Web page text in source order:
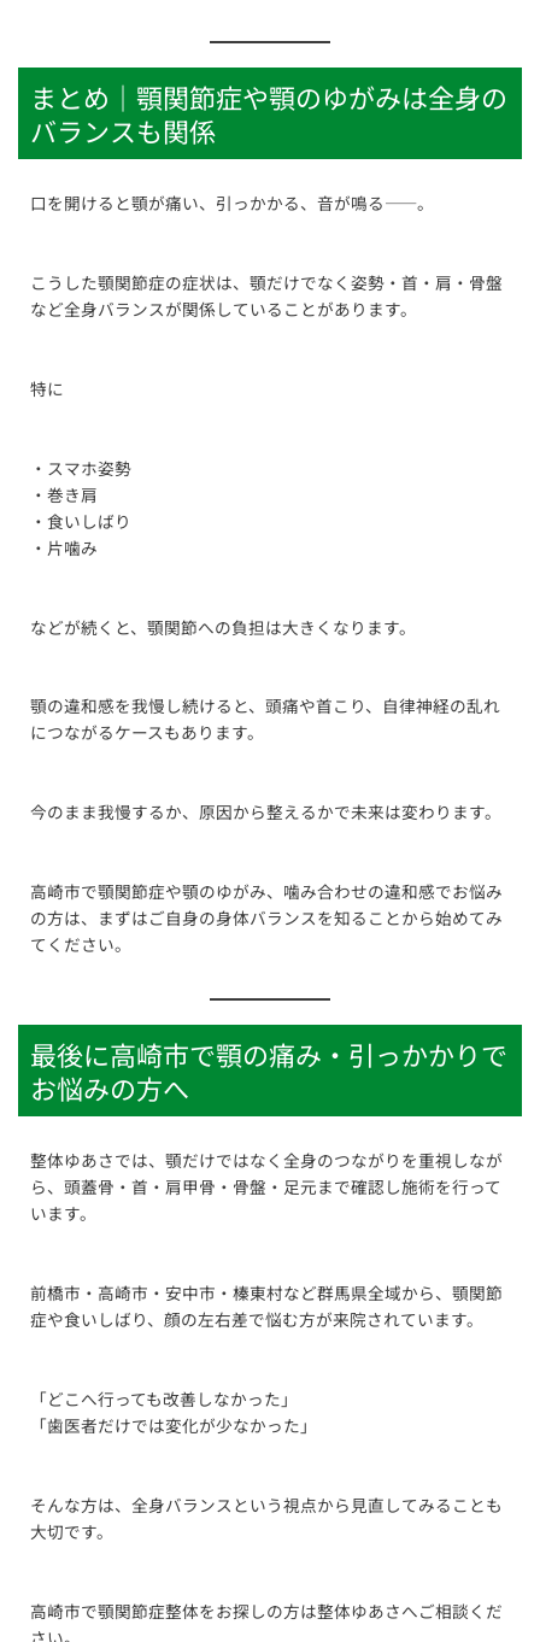
まとめ｜顎関節症や顎のゆがみは全身の
バランスも関係
口を開けると顎が痛い、引っかかる、音が鳴る――。
こうした顎関節症の症状は、顎だけでなく姿勢・首・肩・骨盤
など全身バランスが関係していることがあります。
特に
・スマホ姿勢
・巻き肩
・食いしばり
・片噛み
などが続くと、顎関節への負担は大きくなります。
顎の違和感を我慢し続けると、頭痛や首こり、自律神経の乱れ
につながるケースもあります。
今のまま我慢するか、原因から整えるかで未来は変わります。
高崎市で顎関節症や顎のゆがみ、噛み合わせの違和感でお悩み
の方は、まずはご自身の身体バランスを知ることから始めてみ
てください。
最後に高崎市で顎の痛み・引っかかりで
お悩みの方へ
整体ゆあさでは、顎だけではなく全身のつながりを重視しなが
ら、頭蓋骨・首・肩甲骨・骨盤・足元まで確認し施術を行って
います。
前橋市・高崎市・安中市・榛東村など群馬県全域から、顎関節
症や食いしばり、顔の左右差で悩む方が来院されています。
「どこへ行っても改善しなかった」
「歯医者だけでは変化が少なかった」
そんな方は、全身バランスという視点から見直してみることも
大切です。
高崎市で顎関節症整体をお探しの方は整体ゆあさへご相談くだ